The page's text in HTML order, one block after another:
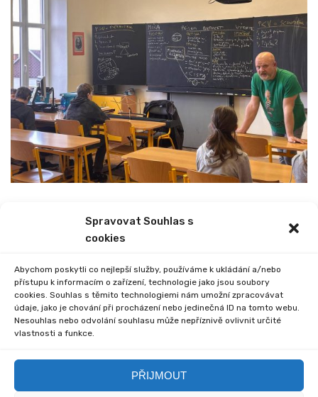
Spravovat Souhlas s
cookies
Abychom poskytli co nejlepší služby, používáme k ukládání a/nebo
přístupu k informacím o zařízení, technologie jako jsou soubory
cookies. Souhlas s těmito technologiemi nám umožní zpracovávat
údaje, jako je chování při procházení nebo jedinečná ID na tomto webu.
Nesouhlas nebo odvolání souhlasu může nepříznivě ovlivnit určité
vlastnosti a funkce.
PŘIJMOUT
NEXT
Comments are closed.